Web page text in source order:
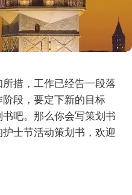
措，工作已经告一段落
段，要定下新的目标
吧。那么你会写策划书
士节活动策划书，欢迎